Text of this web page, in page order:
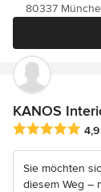
80337
KANOS
4,9
Sie möchten
diesem Weg –